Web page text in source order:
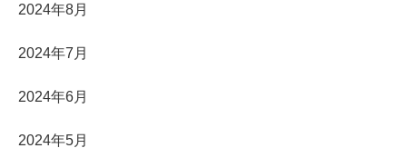
2024年8月
2024年7月
2024年6月
2024年5月